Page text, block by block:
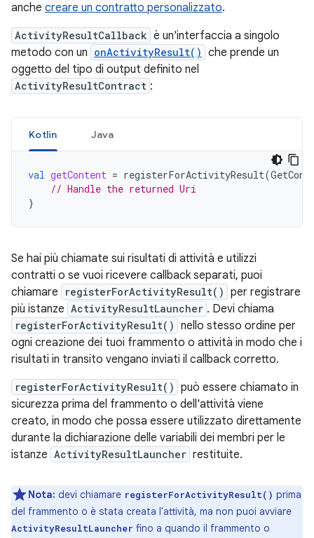
anche creare un contratto personalizzato.
ActivityResultCallback è un'interfaccia a singolo
metodo con un onActivityResult() che prende un
oggetto del tipo di output definito nel
ActivityResultContract :
Kotlin Java
val getContent = registerForActivityResult(
// Handle the returned Uri
}
Se hai più chiamate sui risultati di attività e utilizzi
contratti o se vuoi ricevere callback separati, puoi
chiamare
registerForActivityResult() per registrare
più istanze ActivityResultLauncher . Devi chiama
registerForActivityResult() nello stesso ordine per
ogni creazione dei tuoi frammento o attività in modo che i
risultati in transito vengano inviati il callback corretto.
registerForActivityResult() può essere chiamato in
sicurezza prima del frammento o dell'attività viene
creato, in modo che possa essere utilizzato direttamente
durante la dichiarazione delle variabili dei membri per le
istanze ActivityResultLauncher restituite.
Nota: devi chiamare registerForActivityResult() prima
del frammento o è stata creata l'attività, ma non puoi avviare
ActivityResultLauncher fino a quando il frammento o